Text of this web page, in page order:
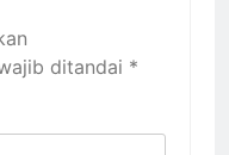
ditandai *